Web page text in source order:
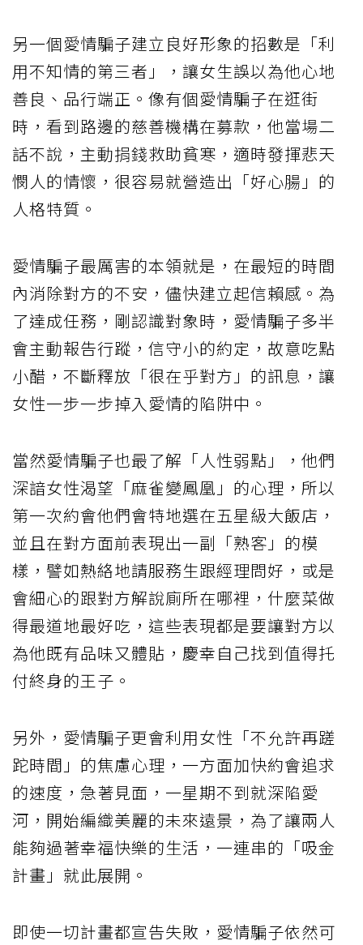
另一個愛情騙子建立良好形象的招數是「利
用不知情的第三者」，讓女生誤以為他心地
善良、品行端正。像有個愛情騙子在逛街
時，看到路邊的慈善機構在募款，他當場二
話不說，主動捐錢救助貧寒，適時發揮悲天
憫人的情懷，很容易就營造出「好心腸」的
人格特質。
愛情騙子最厲害的本領就是，在最短的時間
內消除對方的不安，儘快建立起信賴感。為
了達成任務，剛認識對象時，愛情騙子多半
會主動報告行蹤，信守小的約定，故意吃點
小醋，不斷釋放「很在乎對方」的訊息，讓
女性一步一步掉入愛情的陷阱中。
當然愛情騙子也最了解「人性弱點」，他們
深諳女性渴望「麻雀變鳳凰」的心理，所以
第一次約會他們會特地選在五星級大飯店，
並且在對方面前表現出一副「熟客」的模
樣，譬如熱絡地請服務生跟經理問好，或是
會細心的跟對方解說廁所在哪裡，什麼菜做
得最道地最好吃，這些表現都是要讓對方以
為他既有品味又體貼，慶幸自己找到值得托
付終身的王子。
另外，愛情騙子更會利用女性「不允許再蹉
跎時間」的焦慮心理，一方面加快約會追求
的速度，急著見面，一星期不到就深陷愛
河，開始編織美麗的未來遠景，為了讓兩人
能夠過著幸福快樂的生活，一連串的「吸金
計畫」就此展開。
即使一切計畫都宣告失敗，愛情騙子依然可